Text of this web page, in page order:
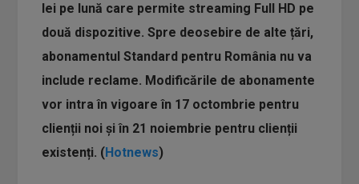
lei pe lună care permite streaming Full HD pe
două dispozitive. Spre deosebire de alte țări,
abonamentul Standard pentru România nu va
include reclame. Modificările de abonamente
vor intra în vigoare în 17 octombrie pentru
clienții noi și în 21 noiembrie pentru clienții
existenți. (Hotnews)